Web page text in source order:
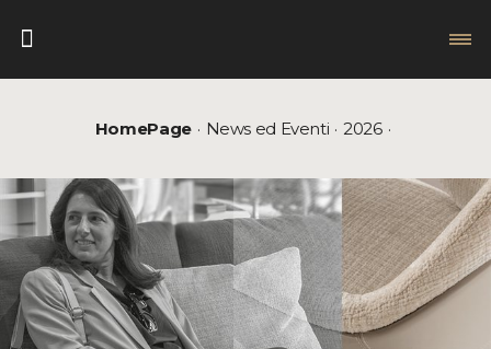
HomePage News ed Eventi 2026